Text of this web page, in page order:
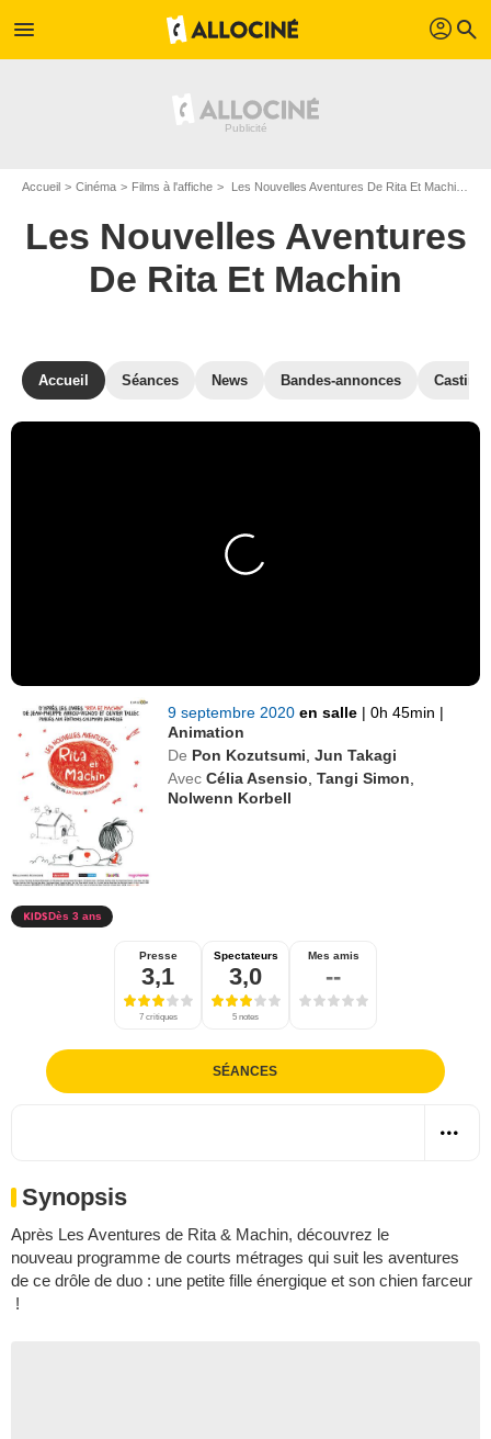
menu profil search
Accueil Cinéma Films à l'affiche Les Nouvelles Aventures De Rita Et Machin de Pon Kozutsumi et Jun Takagi
Les Nouvelles Aventures
De Rita Et Machin
Accueil Séances News Bandes-annonces Casting
9 septembre 2020en salle | 0h 45min |
Animation
De Pon Kozutsumi ,Jun Takagi
Avec Célia Asensio ,Tangi Simon
Nolwenn Korbell
Dès 3 ans
Presse
3,1
7 critiques
Spectateurs
3,0
5 notes
Mes amis
--
SÉANCES
Synopsis
Après Les Aventures de Rita & Machin, découvrez le
nouveau programme de courts métrages qui suit les aventures
de ce drôle de duo : une petite fille énergique et son chien farceur
!